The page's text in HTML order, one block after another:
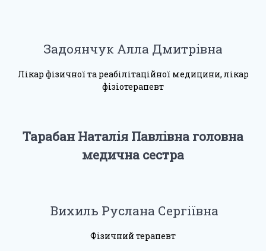
Задоянчук Алла Дмитрівна
Лікар фізичної та реабілітаційної медицини, лікар
фізіотерапевт
Тарабан Наталія Павлівна головна
медична сестра
Вихиль Руслана Сергіївна
Фізичний терапевт